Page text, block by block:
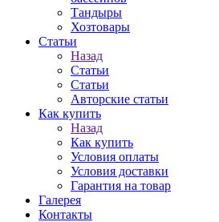
Тандыры
Хозтовары
Статьи
Назад
Статьи
Статьи
Авторские статьи
Как купить
Назад
Как купить
Условия оплаты
Условия доставки
Гарантия на товар
Галерея
Контакты